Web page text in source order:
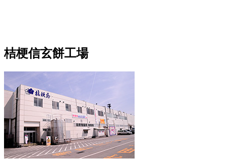
桔梗信玄餅工場